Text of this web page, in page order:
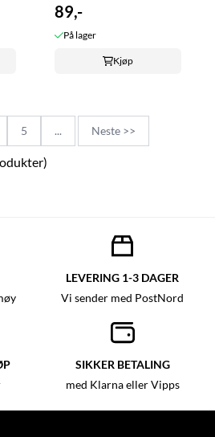
6mm
89,-
På lager
Kjøp
5 ... Neste >>
LEVERING 1-3 DAGER
Vi sender med PostNord
SIKKER BETALING
med Klarna eller Vipps